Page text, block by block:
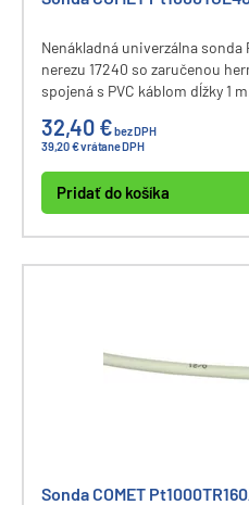
Nenákladná univerzálna sonda
nerezu 17240 so zaručenou
spojená s PVC káblom dĺžky 1
32,40 €bez DPH
39,20 € vrátane DPH
Pridať do košíka
Sonda COMET